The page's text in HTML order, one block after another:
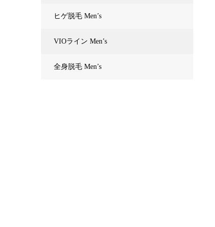
ヒゲ脱毛 Men’s
VIOライン Men’s
全身脱毛 Men’s